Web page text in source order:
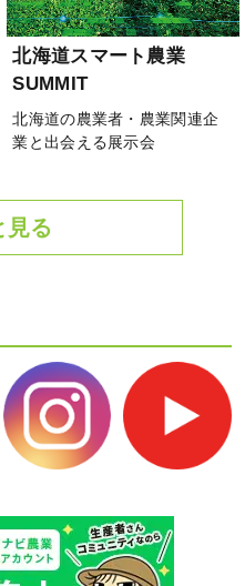
北海道スマート農業
SUMMIT
北海道の農業者・農業関連企
業と出会える展示会
見る